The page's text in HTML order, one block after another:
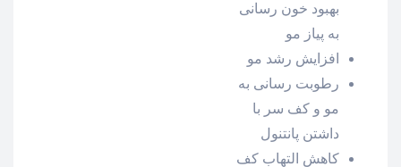
بهبود خون رسانی
به پیاز مو
افزایش رشد مو
رطوبت رسانی به
مو و کف سر با
داشتن پانتنول
کاهش التهاب کف